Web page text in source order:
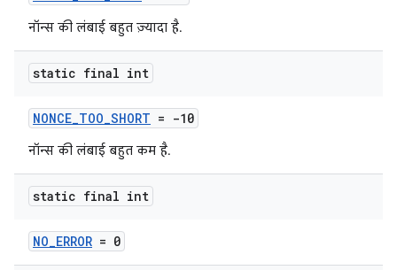
नॉन्स की लंबाई बहुत ज़्यादा है.
static final int
NONCE_TOO_SHORT = -10
नॉन्स की लंबाई बहुत कम है.
static final int
NO_ERROR = 0